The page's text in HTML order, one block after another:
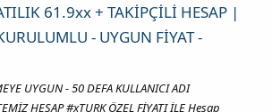
61.9xx + TAKİPÇİLİ HESAP |
- UYGUN FİYAT -
UYGUN - 50 DEFA KULLANICI ADI
HESAP #xTURK ÖZEL FİYATI İLE Hesap